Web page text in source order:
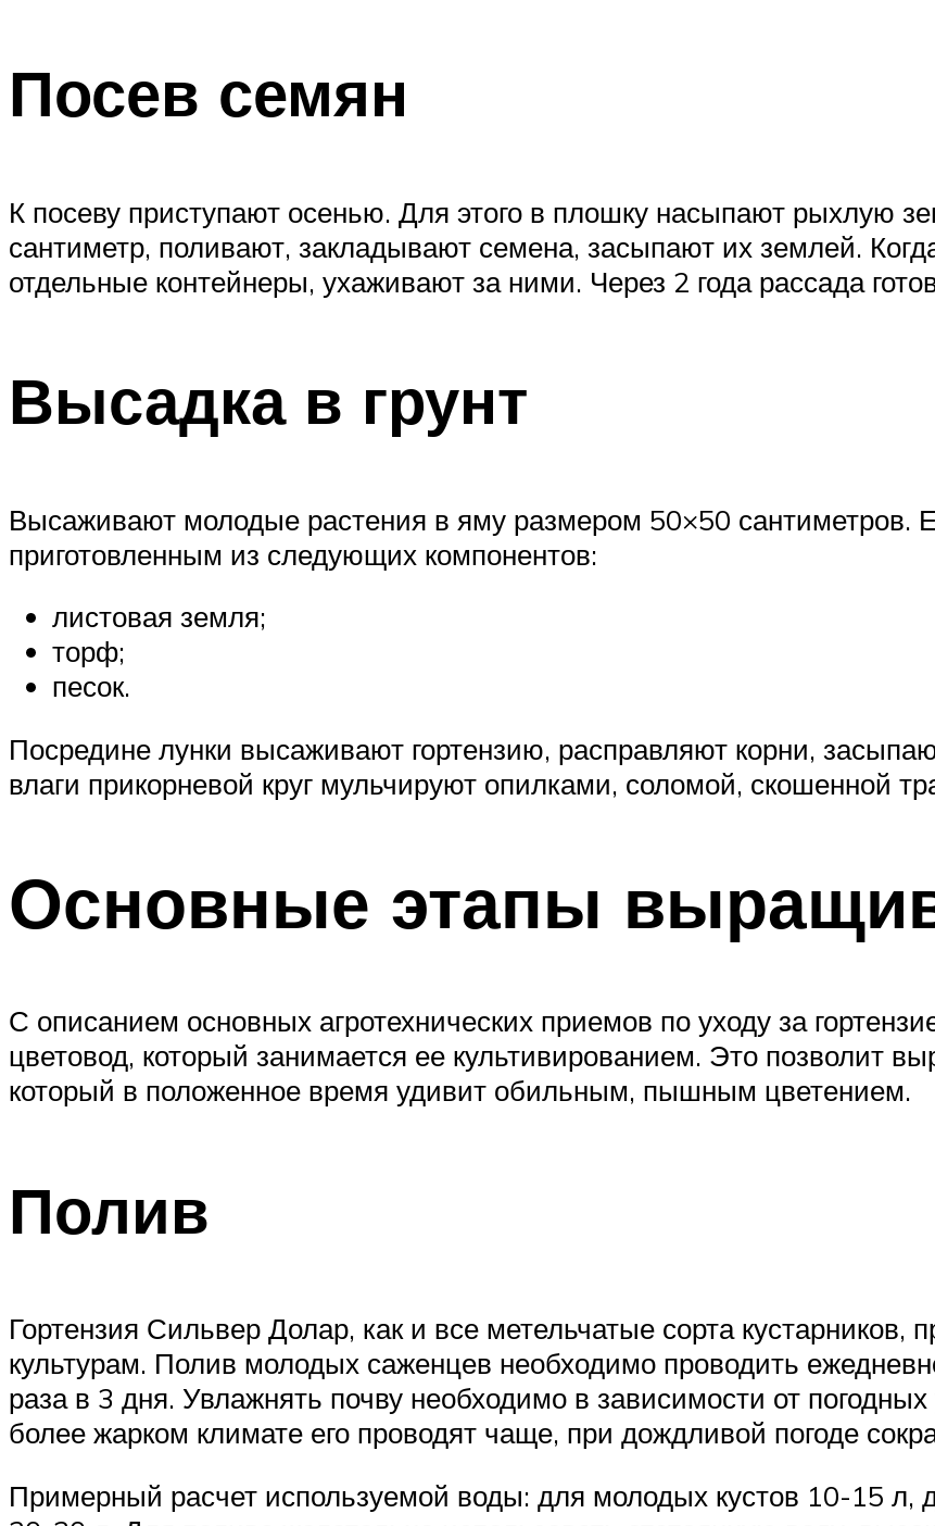
Посев семян
К посеву приступают осенью. Для этого в плошку насыпают рыхлую
сантиметр, поливают, закладывают семена, засыпают их землей.
отдельные контейнеры, ухаживают за ними. Через 2 года рассада
Высадка в грунт
Высаживают молодые растения в яму размером 50×50 сантиметров.
приготовленным из следующих компонентов:
листовая земля;
торф;
песок.
Посредине лунки высаживают гортензию, расправляют корни,
влаги прикорневой круг мульчируют опилками, соломой, скошенной
Основные этапы
С описанием основных агротехнических приемов по уходу за
цветовод, который занимается ее культивированием. Это позволит
который в положенное время удивит обильным, пышным цветением.
Полив
Гортензия Сильвер Долар, как и все метельчатые сорта кустарников,
культурам. Полив молодых саженцев необходимо проводить
раза в 3 дня. Увлажнять почву необходимо в зависимости от
более жарком климате его проводят чаще, при дождливой погоде
Примерный расчет используемой воды: для молодых кустов 10-15 л,